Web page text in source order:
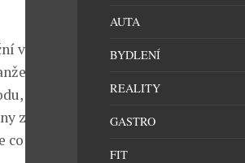
výrobě
Rosťa,
lidech,
způsoby,
učit.
AUTA
BYDLENÍ
REALITY
GASTRO
FIT